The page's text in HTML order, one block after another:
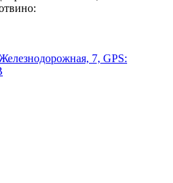
7, GPS: